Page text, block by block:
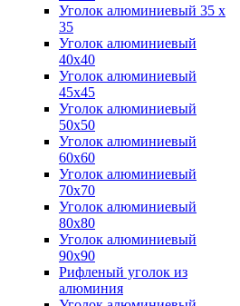
Уголок алюминиевый 35 х
35
Уголок алюминиевый
40х40
Уголок алюминиевый
45х45
Уголок алюминиевый
50х50
Уголок алюминиевый
60х60
Уголок алюминиевый
70х70
Уголок алюминиевый
80х80
Уголок алюминиевый
90х90
Рифленый уголок из
алюминия